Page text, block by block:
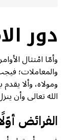
دور
وأمّا امْتثال
والمعاملات؛
ومولاه، وألا
الله تعالى وأن
الفرائض